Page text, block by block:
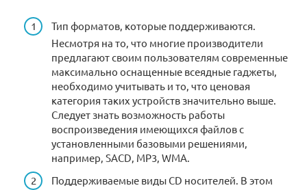
Тип форматов, которые поддерживаются.
Несмотря на то, что многие производители
предлагают своим пользователям современные
максимально оснащенные всеядные гаджеты,
необходимо учитывать и то, что ценовая
категория таких устройств значительно выше.
Следует знать возможность работы
воспроизведения имеющихся файлов с
установленными базовыми решениями,
например, SACD, MP3, WMA.
Поддерживаемые виды CD носителей. В этом